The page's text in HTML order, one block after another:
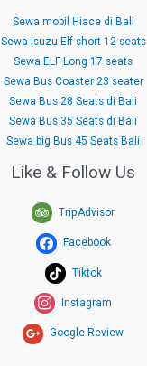
Sewa mobil Hiace di Bali
Sewa Isuzu Elf short 12 seats
Sewa ELF Long 17 seats
Sewa Bus Coaster 23 seater
Sewa Bus 28 Seats di Bali
Sewa Bus 35 Seats di Bali
Sewa big Bus 45 Seats Bali
Like & Follow Us
TripAdvisor
Facebook
Tiktok
Instagram
Google Review